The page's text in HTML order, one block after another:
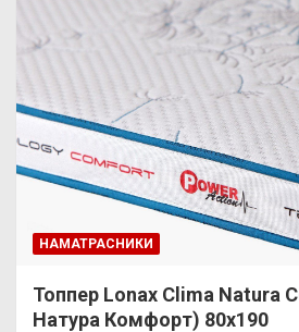
НАМАТРАСНИКИ
Топпер Lonax Clima Natura
Натура Комфорт) 80х190